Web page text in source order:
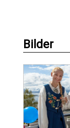
Bilder